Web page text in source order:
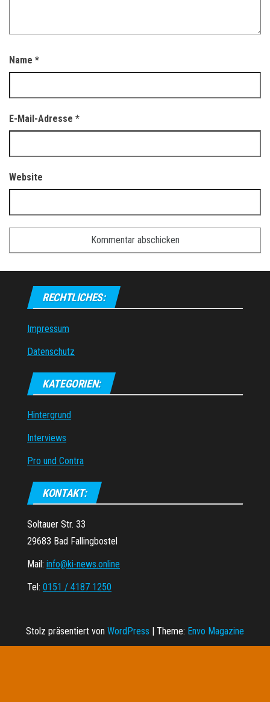
Name *
E-Mail-Adresse *
Website
RECHTLICHES:
Impressum
Datenschutz
KATEGORIEN:
Hintergrund
Interviews
Pro und Contra
KONTAKT:
Soltauer Str. 33
29683 Bad Fallingbostel
Mail: info@ki-news.online
Tel: 0151 / 4187 1250
Stolz präsentiert von WordPress | Theme: Envo Magazine